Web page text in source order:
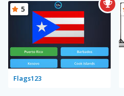
Flags123
5